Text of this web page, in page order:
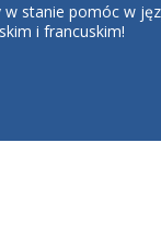
w stanie pomóc w
i francuskim!